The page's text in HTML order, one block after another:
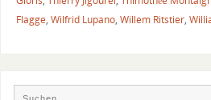
Flagge, Wilfrid Lupano, Willem Ritstier,